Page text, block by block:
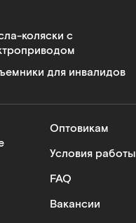
коляски с
для инвалидов
Оптовикам
Условия работы
FAQ
Вакансии